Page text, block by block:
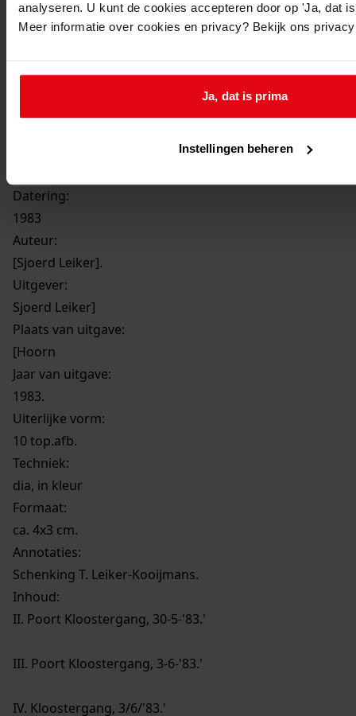
analyseren. U kunt de cookies accepteren door op 'Ja, dat
Meer informatie over cookies en privacy? Bekijk ons
Ja, dat is prima
Instellingen beheren
Printen
duurzaam webadres
Datering:
1983
Auteur:
[Sjoerd Leiker].
Uitgever:
Sjoerd Leiker]
Plaats van uitgave:
[Hoorn
Jaar van uitgave:
1983.
Uiterlijke vorm:
10 top.afb.
Techniek:
dia, in kleur
Formaat:
ca. 4x3 cm.
Annotaties:
Schenking T. Leiker-Kooijmans.
Inhoud:
II. Poort Kloostergang, 30-5-'83.'
III. Poort Kloostergang, 3-6-'83.'
IV. Kloostergang, 3/6/'83.'